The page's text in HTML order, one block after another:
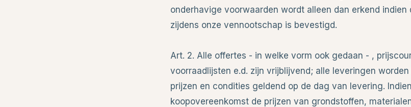
onderhavige voorwaarden wordt alleen dan erkend indien
zijdens onze vennootschap is bevestigd.
Art. 2. Alle offertes - in welke vorm ook gedaan - ,
voorraadlijsten e.d. zijn vrijblijvend; alle leveringen
prijzen en condities geldend op de dag van levering.
koopovereenkomst de prijzen van grondstoffen,